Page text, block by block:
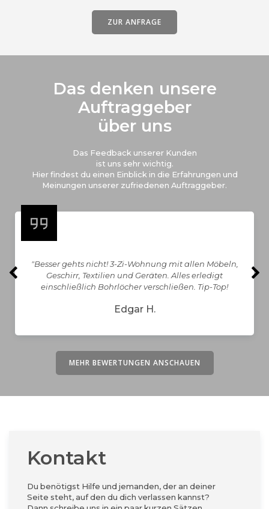
ZUR ANFRAGE
Das denken unsere
Auftraggeber
über uns
Das Feedback unserer Kunden
ist uns sehr wichtig.
Hier findest du einen Einblick in die Erfahrungen und
Meinungen unserer zufriedenen Auftraggeber.
"Besser gehts nicht! 3-Zi-Wohnung mit allen Möbeln,
Geschirr, Textilien und Geräten. Alles erledigt
einschließlich Bohrlöcher verschließen. Tip-Top!
Edgar H.
MEHR BEWERTUNGEN ANSCHAUEN
Kontakt
Du benötigst Hilfe und jemanden, der an deiner
Seite steht, auf den du dich verlassen kannst?